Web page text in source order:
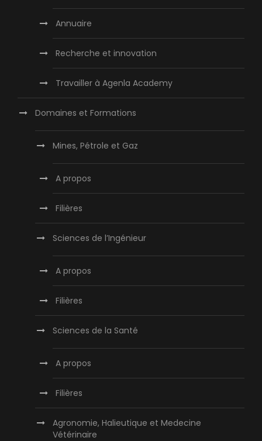
Annuaire
Recherche et innovation
Travailler à Agenla Academy
Domaines et Formations
Mines, Pétrole et Gaz
A propos
Filières
Sciences de l’Ingénieur
A propos
Filières
Sciences de la Santé
A propos
Filières
Agronomie, Halieutique et Medecine
Vétérinaire